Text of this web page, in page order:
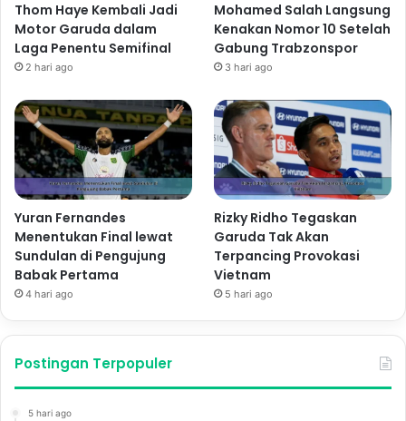
Thom Haye Kembali Jadi
Motor Garuda dalam
Laga Penentu Semifinal
2 hari ago
Mohamed Salah Langsung
Kenakan Nomor 10 Setelah
Gabung Trabzonspor
3 hari ago
Yuran Fernandes
Menentukan Final lewat
Sundulan di Pengujung
Babak Pertama
4 hari ago
Rizky Ridho Tegaskan
Garuda Tak Akan
Terpancing Provokasi
Vietnam
5 hari ago
Postingan Terpopuler
5 hari ago